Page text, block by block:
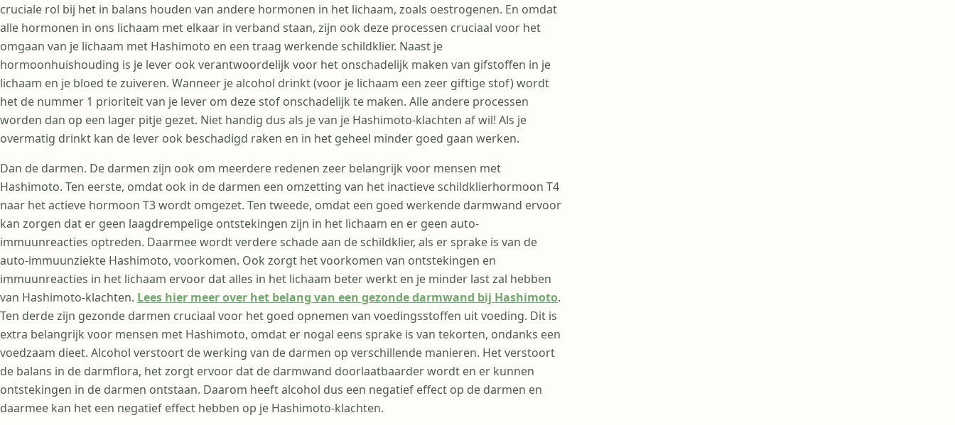
cruciale rol bij het in balans houden van andere hormonen in het lichaam, zoals oestrogenen. En omdat
alle hormonen in ons lichaam met elkaar in verband staan, zijn ook deze processen cruciaal voor het
omgaan van je lichaam met Hashimoto en een traag werkende schildklier. Naast je
hormoonhuishouding is je lever ook verantwoordelijk voor het onschadelijk maken van gifstoffen in je
lichaam en je bloed te zuiveren. Wanneer je alcohol drinkt (voor je lichaam een zeer giftige stof) wordt
het de nummer 1 prioriteit van je lever om deze stof onschadelijk te maken. Alle andere processen
worden dan op een lager pitje gezet. Niet handig dus als je van je Hashimoto-klachten af wil! Als je
overmatig drinkt kan de lever ook beschadigd raken en in het geheel minder goed gaan werken.
Dan de darmen. De darmen zijn ook om meerdere redenen zeer belangrijk voor mensen met
Hashimoto. Ten eerste, omdat ook in de darmen een omzetting van het inactieve schildklierhormoon T4
naar het actieve hormoon T3 wordt omgezet. Ten tweede, omdat een goed werkende darmwand ervoor
kan zorgen dat er geen laagdrempelige ontstekingen zijn in het lichaam en er geen auto-
immuunreacties optreden. Daarmee wordt verdere schade aan de schildklier, als er sprake is van de
auto-immuunziekte Hashimoto, voorkomen. Ook zorgt het voorkomen van ontstekingen en
immuunreacties in het lichaam ervoor dat alles in het lichaam beter werkt en je minder last zal hebben
van Hashimoto-klachten. Lees hier meer over het belang van een gezonde darmwand bij Hashimoto.
Ten derde zijn gezonde darmen cruciaal voor het goed opnemen van voedingsstoffen uit voeding. Dit is
extra belangrijk voor mensen met Hashimoto, omdat er nogal eens sprake is van tekorten, ondanks een
voedzaam dieet. Alcohol verstoort de werking van de darmen op verschillende manieren. Het verstoort
de balans in de darmflora, het zorgt ervoor dat de darmwand doorlaatbaarder wordt en er kunnen
ontstekingen in de darmen ontstaan. Daarom heeft alcohol dus een negatief effect op de darmen en
daarmee kan het een negatief effect hebben op je Hashimoto-klachten.